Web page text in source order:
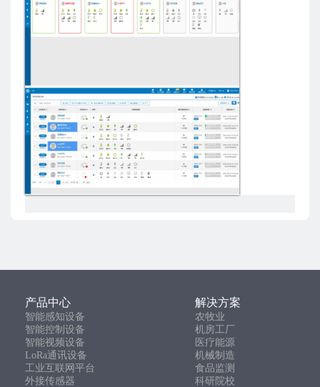
产品中心 解决方案
智能感知设备
农牧业
智能控制设备
机房工厂
智能视频设备
医疗能源
LoRa通讯设备
机械制造
工业互联网平台
食品监测
外接传感器
科研院校